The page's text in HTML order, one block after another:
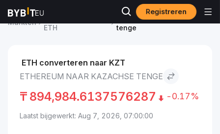
Registreren
Markten
ETH
Ethereum to Kazachse
tenge
ETH converteren naar KZT
ETHEREUM NAAR KAZACHSE TENGE
₸ 894,984.6137576287 -0.17%
Laatst bijgewerkt: Aug 7, 2026, 07:00:00